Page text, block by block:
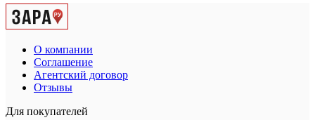
О компании
Соглашение
Агентский договор
Отзывы
Для покупателей